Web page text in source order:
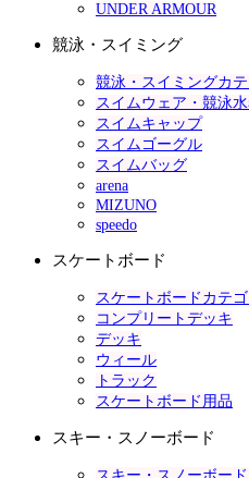
UNDER ARMOUR
競泳・スイミング
競泳・スイミングカ
スイムウェア・競泳
スイムキャップ
スイムゴーグル
スイムバッグ
arena
MIZUNO
speedo
スケートボード
スケートボードカテ
コンプリートデッキ
デッキ
ウィール
トラック
スケートボード用品
スキー・スノーボード